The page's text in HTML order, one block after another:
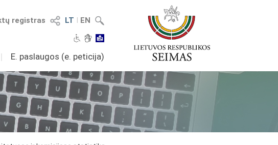
LT I EN
registras
I E. paslaugos (e. peticija)